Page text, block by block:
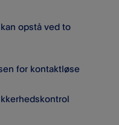
opstå ved to
for kontaktløse